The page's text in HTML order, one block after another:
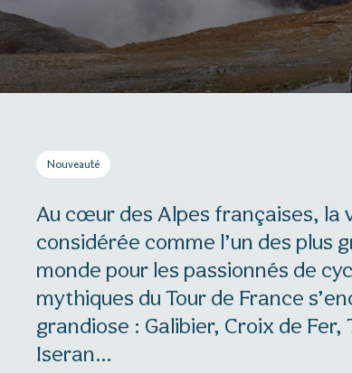
Nouveauté
Au cœur des Alpes françaises, la
considérée comme l’un des plus
monde pour les passionnés de
mythiques du Tour de France
grandiose : Galibier, Croix de
Iseran…